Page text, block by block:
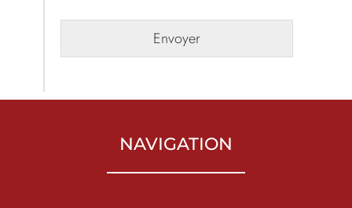
Envoyer
NAVIGATION